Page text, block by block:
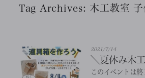
Tag Archives: 木工教室 子
2021/7/14
＼夏休み木
このイベントは